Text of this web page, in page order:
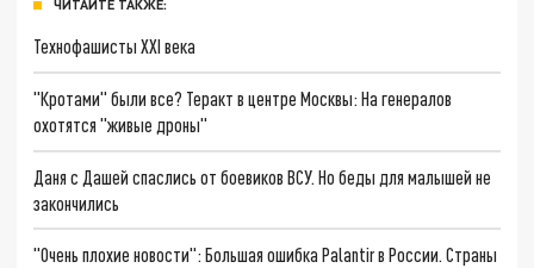
ЧИТАЙТЕ ТАКЖЕ:
Технофашисты XXI века
"Кротами" были все? Теракт в центре Москвы: На генералов
охотятся "живые дроны"
Даня с Дашей спаслись от боевиков ВСУ. Но беды для малышей не
закончились
"Очень плохие новости": Большая ошибка Palantir в России. Страны